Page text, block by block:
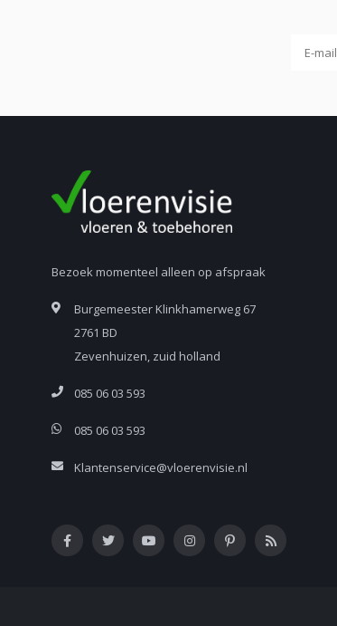
Bezoek momenteel alleen op afspraak
Burgemeester Klinkhamerweg 67
2761 BD
Zevenhuizen, zuid holland
085 06 03 593
085 06 03 593
Klantenservice@vloerenvisie.nl